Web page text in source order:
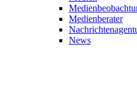
Medienberater
News